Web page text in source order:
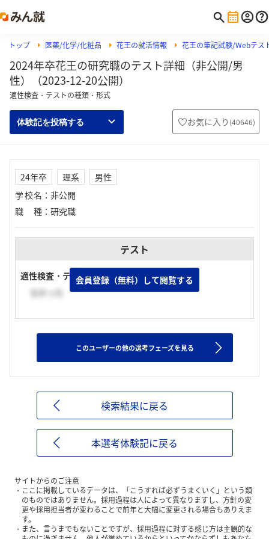
トップ 医薬/化学/化粧品 花王の就活情報 花王の筆記試験/Webテス
2024年卒花王の研究職のテスト詳細（非公開/男
性）（2023-12-20公開）
適性検査・テストの種類・形式
体験記を投稿する お気に入り (40646)
24年卒 理系
男性
学校名 ： 非公開
職種 ： 研究職
テスト
適性検査・テストの有無
なかった
会員登録（無料）して閲覧する
このユーザーの他の選考フェーズを見る
検索結果に戻る
本選考体験記に戻る
サイトからのご注意
ここに掲載しているデータは、「こうすれば必ずうまくいく」という類
のものではありません。採用過程は人によって異なりますし、方針の変
更や採用担当者が変わることで前年と大幅に変更される場合もありえま
す。
また、言うまでもないことですが、採用過程に対する感じ方は主観的な